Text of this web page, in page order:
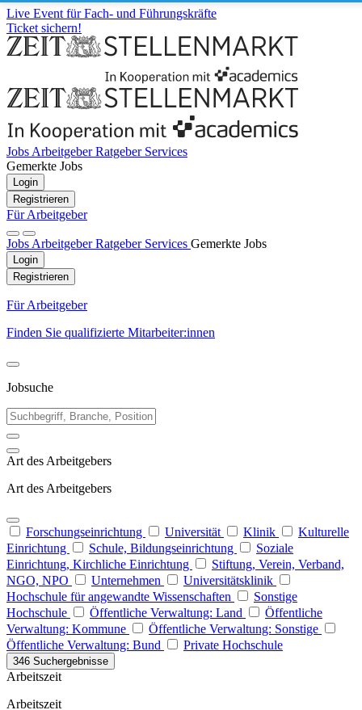
Live Event für Fach- und Führungskräfte
Ticket sichern!
Jobs ArbeitgeberRatgeber Services
Gemerkte Jobs
Login
Registrieren
Für Arbeitgeber
Jobs ArbeitgeberRatgeber Services Gemerkte Jobs
Login
Registrieren
Für Arbeitgeber
Finden Sie qualifizierte Mitarbeiter:innen
Jobsuche
Art des Arbeitgebers
Art des Arbeitgebers
Forschungseinrichtung Universität Klinik
Kulturelle
Einrichtung
Schule, Bildungseinrichtung
Soziale
Einrichtung, Kirchliche Einrichtung
Stiftung, Verein, Verband,
NGO, NPO
Unternehmen
Universitätsklinik
Hochschule für angewandte Wissenschaften
Sonstige
Hochschule
Öffentliche Verwaltung: Land
Öffentliche
Verwaltung: Kommune
Öffentliche Verwaltung: Sonstige
Öffentliche Verwaltung: Bund
Private Hochschule
346 Suchergebnisse
Arbeitszeit
Arbeitszeit